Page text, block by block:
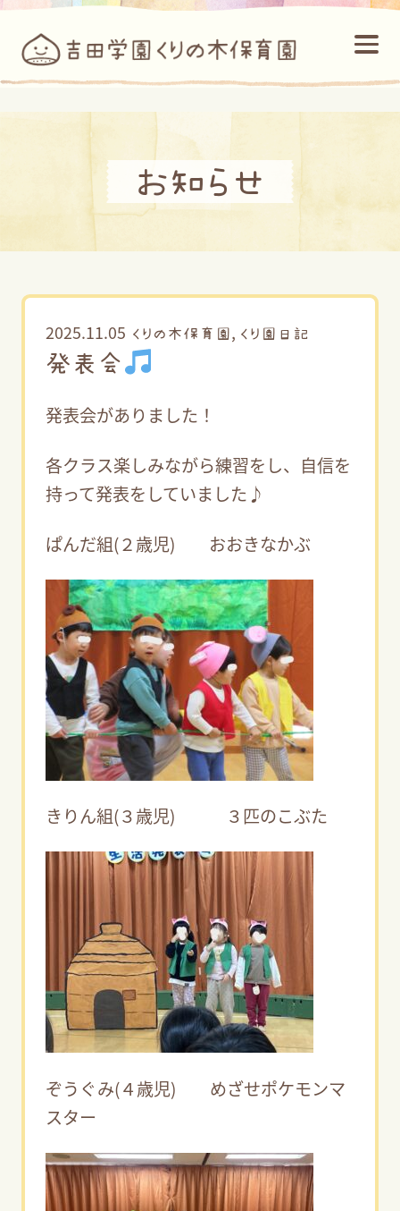
お知らせ
2025.11.05 くりの木保育園, くり園日記
発表会
発表会がありました！
各クラス楽しみながら練習をし、自信を
持って発表をしていました♪
ぱんだ組(２歳児) おおきなかぶ
きりん組(３歳児) ３匹のこぶた
ぞうぐみ(４歳児) めざせポケモンマ
スター